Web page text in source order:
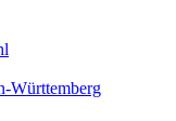
Württemberg